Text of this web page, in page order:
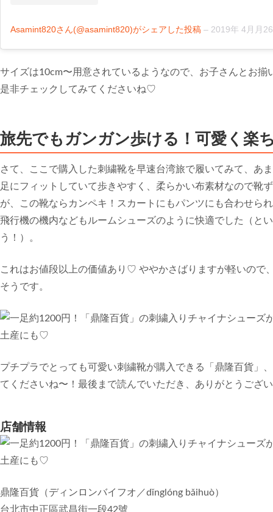
Asamint820さん(@asamint820)がシェアした投稿 – 2019年 4月月26日午前
サイズは10cm〜用意されているようなので、お子さんとお
是非チェックしてみてくださいね♡
旅先でもガンガン歩ける！可愛く楽
さて、ここで購入した刺繍靴を早速台湾旅で履いてみて、あ
足にフィットしていて歩きやすく、柔らかい布素材なので靴
が、この靴ならカンペキ！スカートにもパンツにも合わせら
飛行機の機内などもルームシューズのように快適でした（と
う！）。
これはお値段以上の価値あり♡ ややかさばりますが軽いので
そうです。
プチプラでとっても可愛い刺繍靴が購入できる「鼎隆百貨」
てくださいね〜！最後まで読んでいただき、ありがとうござ
店舗情報
鼎隆百貨（ディンロンバイフオ／dǐnglóng bǎihuò）
台北市中正區武昌街一段42號